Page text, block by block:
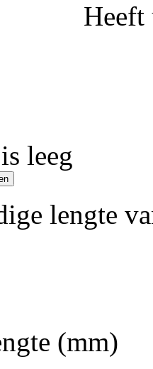
Heeft
leeg
lengte
(mm)